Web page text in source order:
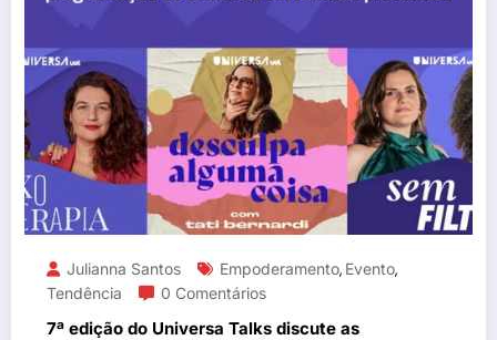
Julianna Santos Empoderamento, Evento,
Tendência
0 Comentários
7ª edição do Universa Talks discute as